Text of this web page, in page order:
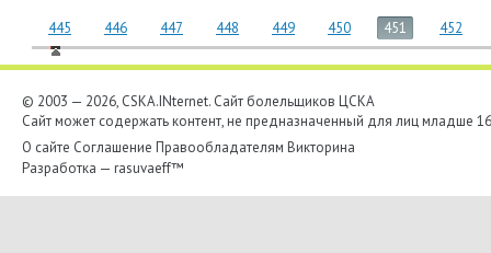
445 446 447 448 449 450 451 452
© 2003 — 2026, CSKA.INternet. Cайт болельщиков ЦСКА
Сайт может содержать контент, не предназначенный для лиц младше
О сайте Соглашение Правообладателям Викторина
Разработка — rasuvaeff™